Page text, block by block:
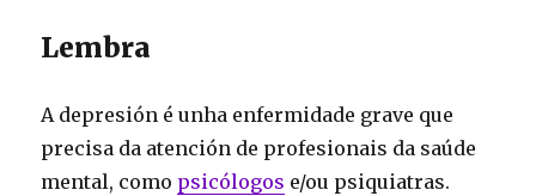
Lembra
A depresión é unha enfermidade grave que
precisa da atención de profesionais da saúde
mental, como psicólogos e/ou psiquiatras.